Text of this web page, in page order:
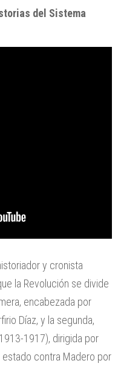
del Sistema
y cronista
la Revolución se divide
encabezada por
Díaz, y la segunda,
1917), dirigida por
estado contra Madero por